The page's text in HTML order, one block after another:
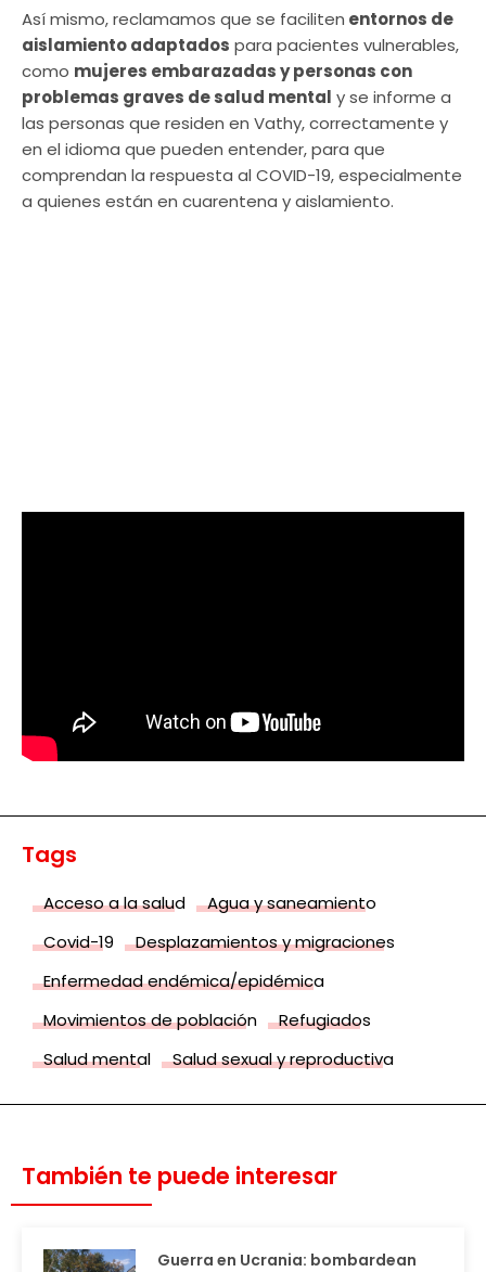
Así mismo, reclamamos que se faciliten entornos de
aislamiento adaptados para pacientes vulnerables,
como mujeres embarazadas y personas con
problemas graves de salud mental y se informe a
las personas que residen en Vathy, correctamente y
en el idioma que pueden entender, para que
comprendan la respuesta al COVID-19, especialmente
a quienes están en cuarentena y aislamiento.
Tags
Acceso a la salud
Agua y saneamiento
Covid-19
Desplazamientos y migraciones
Enfermedad endémica/epidémica
Movimientos de población
Refugiados
Salud mental
Salud sexual y reproductiva
También te puede interesar
Guerra en Ucrania: bombardean